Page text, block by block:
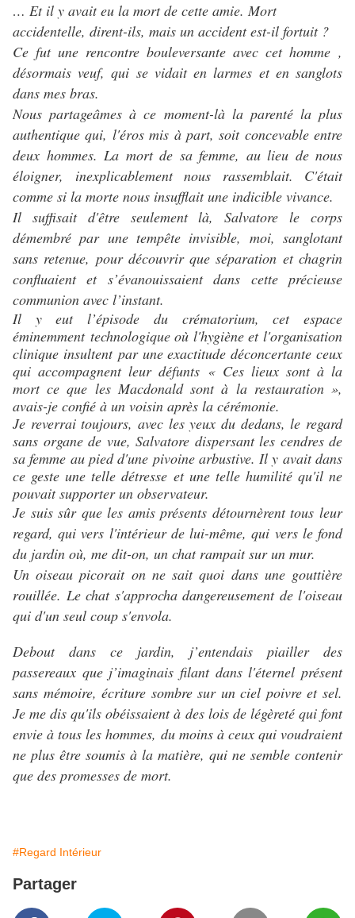
… Et il y avait eu la mort de cette amie. Mort
accidentelle, dirent-ils, mais un accident est-il fortuit ?
Ce fut une rencontre bouleversante avec cet homme ,
désormais veuf, qui se vidait en larmes et en sanglots
dans mes bras.
Nous partageâmes à ce moment-là la parenté la plus
authentique qui, l'éros mis à part, soit concevable entre
deux hommes. La mort de sa femme, au lieu de nous
éloigner, inexplicablement nous rassemblait. C'était
comme si la morte nous insufflait une indicible vivance.
Il suffisait d'être seulement là, Salvatore le corps
démembré par une tempête invisible, moi, sanglotant
sans retenue, pour découvrir que séparation et chagrin
confluaient et s’évanouissaient dans cette précieuse
communion avec l’instant.
Il y eut l’épisode du crématorium, cet espace
éminemment technologique où l'hygiène et l'organisation
clinique insultent par une exactitude déconcertante ceux
qui accompagnent leur défunts « Ces lieux sont à la
mort ce que les Macdonald sont à la restauration »,
avais-je confié à un voisin après la cérémonie.
Je reverrai toujours, avec les yeux du dedans, le regard
sans organe de vue, Salvatore dispersant les cendres de
sa femme au pied d'une pivoine arbustive. Il y avait dans
ce geste une telle détresse et une telle humilité qu'il ne
pouvait supporter un observateur.
Je suis sûr que les amis présents détournèrent tous leur
regard, qui vers l'intérieur de lui-même, qui vers le fond
du jardin où, me dit-on, un chat rampait sur un mur.
Un oiseau picorait on ne sait quoi dans une gouttière
rouillée. Le chat s'approcha dangereusement de l'oiseau
qui d'un seul coup s'envola.
Debout dans ce jardin, j’entendais piailler des
passereaux que j’imaginais filant dans l'éternel présent
sans mémoire, écriture sombre sur un ciel poivre et sel.
Je me dis qu'ils obéissaient à des lois de légèreté qui font
envie à tous les hommes, du moins à ceux qui voudraient
ne plus être soumis à la matière, qui ne semble contenir
que des promesses de mort.
#Regard Intérieur
Partager